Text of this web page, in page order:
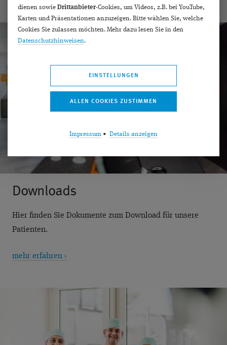
Downloads
Hier finden Sie Dokumente zum Download für unsere
Patienten.
mehr erfahren ›
dienen sowie Drittanbieter-Cookies, um Videos, z.B. bei YouTube,
Karten und Präsentationen anzuzeigen. Bitte wählen Sie, welche
Cookies Sie zulassen möchten. Mehr dazu lesen Sie in den
Datenschutzhinweisen.
EINSTELLUNGEN
Impressum • Details anzeigen